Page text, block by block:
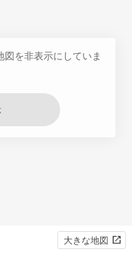
を非表示にしていま
大きな地図